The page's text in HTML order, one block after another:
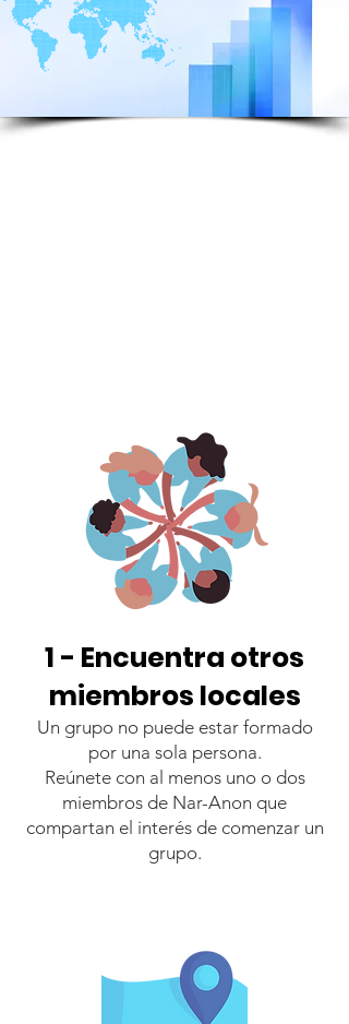
1 - Encuentra otros
miembros locales
Un grupo no puede estar formado
por una sola persona.
Reúnete con al menos uno o dos
miembros de Nar-Anon que
compartan el interés de comenzar un
grupo.